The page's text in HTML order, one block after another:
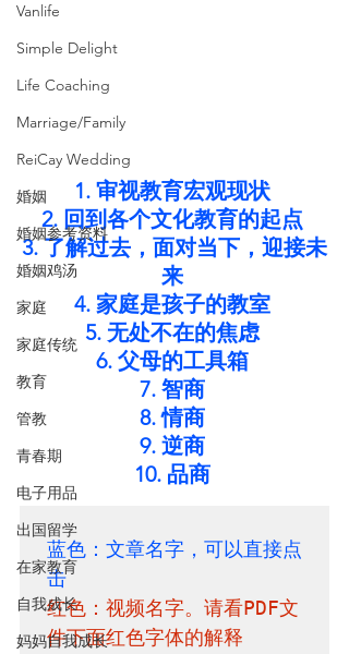
Vanlife
Simple Delight
Life Coaching
Marriage/Family
ReiCay Wedding
婚姻
婚姻参考资料
婚姻鸡汤
家庭
家庭传统
教育
管教
青春期
电子用品
出国留学
在家教育
自我成长
妈妈自我成长
1. 审视教育宏观现状
2. 回到各个文化教育的起点
3. 了解过去，面对当下，迎接未
来
4. 家庭是孩子的教室
5. 无处不在的焦虑
6. 父母的工具箱
7. 智商
8. 情商
9. 逆商
10. 品商
蓝色：文章名字，可以直接点
击
红色：视频名字。请看PDF文
件下面红色字体的解释